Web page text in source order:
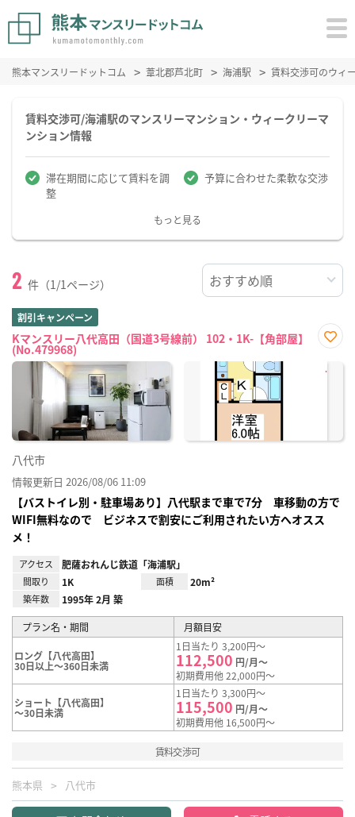
熊本マンスリードットコム 葦北郡芦北町 海浦駅 賃料交渉可のウィ
賃料交渉可/海浦駅のマンスリーマンション・ウィークリーマ
ンション情報
滞在期間に応じて賃料を調
整
予算に合わせた柔軟な交渉
もっと見る
2 件（1/1ページ）
割引キャンペーン
Kマンスリー八代高田（国道3号線前） 102・1K-【角部屋】
(No.479968)
に入
り登
八代市
情報更新日 2026/08/06 11:09
【バストイレ別・駐車場あり】八代駅まで車で7分 車移動の方で
WIFI無料なので ビジネスで割安にご利用されたい方へオスス
メ！
アクセス 肥薩おれんじ鉄道「海浦駅」
間取り 1K 面積 20m²
築年数 1995年 2月 築
プラン名・期間 月額目安
ロング【八代高田】
30日以上～360日未満
1日当たり 3,200円～
112,500 円/月～
初期費用他 22,000円～
ショート【八代高田】
～30日未満
1日当たり 3,300円～
115,500 円/月～
初期費用他 16,500円～
賃料交渉可
熊本県 八代市